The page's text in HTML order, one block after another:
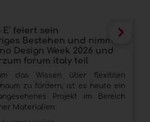
E' feiert sein
Bestehen und nimmt
Design Week 2026 und
forum italy teil
das Wissen über flexiblen
zu fördern, ist es heute ein
Projekt im Bereich
Materialien